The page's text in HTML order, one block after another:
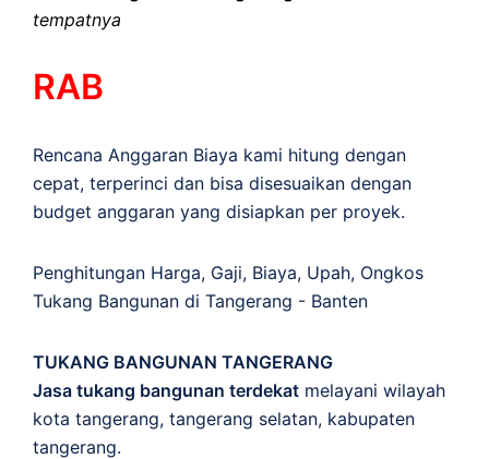
tempatnya
RAB
Rencana Anggaran Biaya kami hitung dengan
cepat, terperinci dan bisa disesuaikan dengan
budget anggaran yang disiapkan per proyek.
Penghitungan Harga, Gaji, Biaya, Upah, Ongkos
Tukang Bangunan di Tangerang - Banten
TUKANG BANGUNAN TANGERANG
Jasa tukang bangunan terdekat melayani wilayah
kota tangerang, tangerang selatan, kabupaten
tangerang.